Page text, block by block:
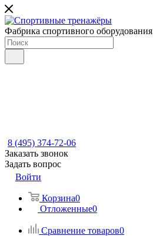
Фабрика спортивного оборудования
8 (495) 374-72-06
Заказать звонок
Задать вопрос
Войти
Корзина0
Отложенные0
Сравнение товаров0